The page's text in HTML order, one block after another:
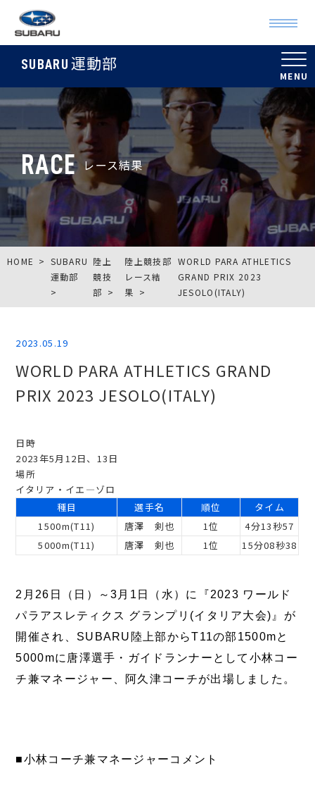
SUBARU 運動部
RACE レース結果
HOME
SUBARU
運動部
陸上
競技
部
陸上競技部
レース結
果
WORLD PARA ATHLETICS
GRAND PRIX 2023
JESOLO(ITALY)
2023.05.19
WORLD PARA ATHLETICS GRAND
PRIX 2023 JESOLO(ITALY)
日時
2023年5月12日、13日
場所
イタリア・イエ―ゾロ
種目
選手名 順位
タイム
1500m(T11)
唐澤 剣也 1位
4分13秒57
5000m(T11)
唐澤 剣也 1位 15分08秒38
2月26日（日）～3月1日（水）に『2023 ワールド
パラアスレティクス グランプリ(イタリア大会)』 が
開催され、SUBARU陸上部からT11の部1500mと
5000mに唐澤選手・ガイドランナーとして小林コー
チ兼マネージャー、阿久津コーチが出場しました。
■小林コーチ兼マネージャーコメント